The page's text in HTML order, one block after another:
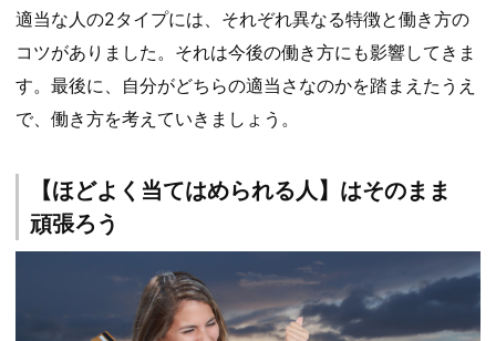
適当な人の2タイプには、それぞれ異なる特徴と働き方の
コツがありました。それは今後の働き方にも影響してきま
す。最後に、自分がどちらの適当さなのかを踏まえたうえ
で、働き方を考えていきましょう。
【ほどよく当てはめられる人】はそのまま
頑張ろう